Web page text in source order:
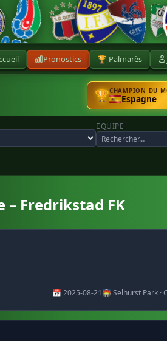
Pronostics 🏆 Palmarès
🏆CHAMPION DU
Espagne
EQUIPE
– Fredrikstad FK
📅 2025-08-21🏟️ Selhurst Park ·